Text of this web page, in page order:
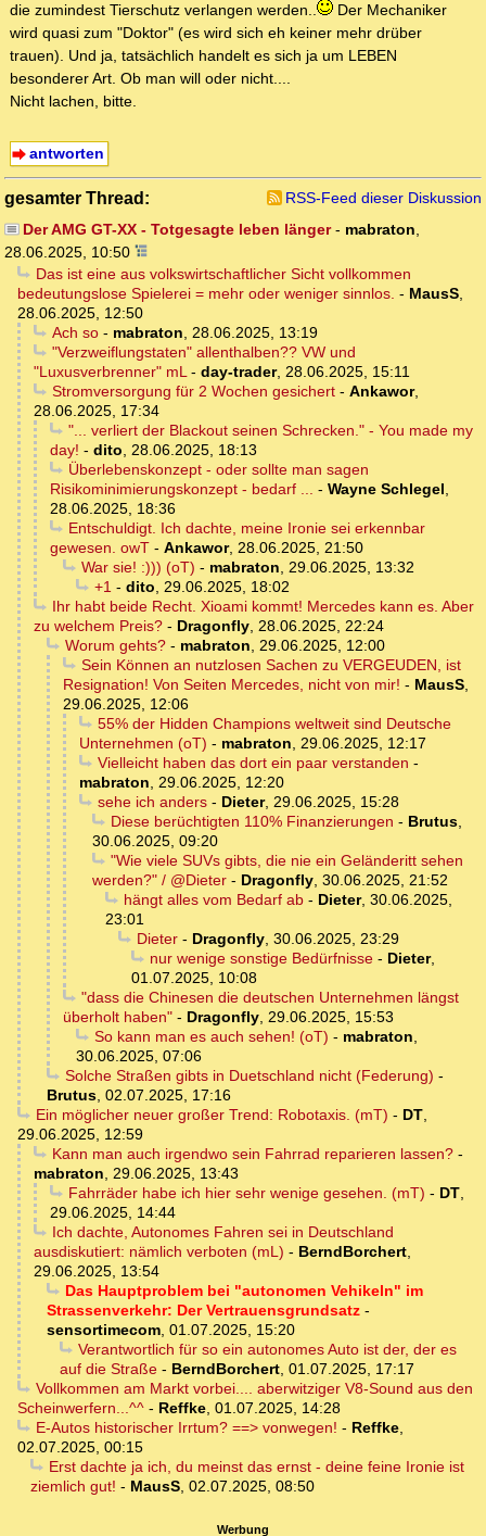
die zumindest Tierschutz verlangen werden..
Der Mechaniker
wird quasi zum "Doktor" (es wird sich eh keiner mehr drüber
trauen). Und ja, tatsächlich handelt es sich ja um LEBEN
besonderer Art. Ob man will oder nicht....
Nicht lachen, bitte.
antworten
gesamter Thread:
RSS-Feed dieser Diskussion
Der AMG GT-XX - Totgesagte leben länger- mabraton,
28.06.2025, 10:50
Das ist eine aus volkswirtschaftlicher Sicht vollkommen
bedeutungslose Spielerei = mehr oder weniger sinnlos. - MausS,
28.06.2025, 12:50
Ach so- mabraton, 28.06.2025, 13:19
"Verzweiflungstaten" allenthalben?? VW und
"Luxusverbrenner" mL- day-trader, 28.06.2025, 15:11
Stromversorgung für 2 Wochen gesichert- Ankawor,
28.06.2025, 17:34
"... verliert der Blackout seinen Schrecken." - You made my
day! - dito, 28.06.2025, 18:13
Überlebenskonzept - oder sollte man sagen
Risikominimierungskonzept - bedarf ... - Wayne Schlegel,
28.06.2025, 18:36
Entschuldigt. Ich dachte, meine Ironie sei erkennbar
gewesen. owT - Ankawor, 28.06.2025, 21:50
War sie! :))) (oT) - mabraton, 29.06.2025, 13:32
+1- dito, 29.06.2025, 18:02
Ihr habt beide Recht. Xioami kommt! Mercedes kann es. Aber
zu welchem Preis? - Dragonfly, 28.06.2025, 22:24
Worum gehts?- mabraton, 29.06.2025, 12:00
Sein Können an nutzlosen Sachen zu VERGEUDEN, ist
Resignation! Von Seiten Mercedes, nicht von mir! - MausS,
29.06.2025, 12:06
55% der Hidden Champions weltweit sind Deutsche
Unternehmen (oT) - mabraton, 29.06.2025, 12:17
Vielleicht haben das dort ein paar verstanden -
mabraton, 29.06.2025, 12:20
sehe ich anders- Dieter, 29.06.2025, 15:28
Diese berüchtigten 110% Finanzierungen - Brutus,
30.06.2025, 09:20
"Wie viele SUVs gibts, die nie ein Geländeritt sehen
werden?" / @Dieter - Dragonfly, 30.06.2025, 21:52
hängt alles vom Bedarf ab- Dieter, 30.06.2025,
23:01
Dieter- Dragonfly, 30.06.2025, 23:29
nur wenige sonstige Bedürfnisse- Dieter,
01.07.2025, 10:08
"dass die Chinesen die deutschen Unternehmen längst
überholt haben" - Dragonfly, 29.06.2025, 15:53
So kann man es auch sehen! (oT) - mabraton,
30.06.2025, 07:06
Solche Straßen gibts in Duetschland nicht (Federung) -
Brutus, 02.07.2025, 17:16
Ein möglicher neuer großer Trend: Robotaxis. (mT) - DT,
29.06.2025, 12:59
Kann man auch irgendwo sein Fahrrad reparieren lassen?-
mabraton, 29.06.2025, 13:43
Fahrräder habe ich hier sehr wenige gesehen. (mT) - DT,
29.06.2025, 14:44
Ich dachte, Autonomes Fahren sei in Deutschland
ausdiskutiert: nämlich verboten (mL) - BerndBorchert,
29.06.2025, 13:54
Das Hauptproblem bei "autonomen Vehikeln" im
Strassenverkehr: Der Vertrauensgrundsatz -
sensortimecom, 01.07.2025, 15:20
Verantwortlich für so ein autonomes Auto ist der, der es
auf die Straße - BerndBorchert, 01.07.2025, 17:17
Vollkommen am Markt vorbei.... aberwitziger V8-Sound aus den
Scheinwerfern...^^ - Reffke, 01.07.2025, 14:28
E-Autos historischer Irrtum? ==> vonwegen! - Reffke,
02.07.2025, 00:15
Erst dachte ja ich, du meinst das ernst - deine feine Ironie ist
ziemlich gut! - MausS, 02.07.2025, 08:50
Werbung